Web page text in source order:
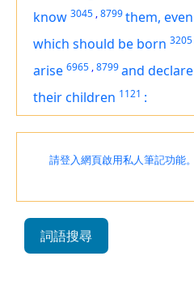
know 3045 ,8799them, even
which should be born 3205
arise 6965 ,8799and declare
their children 1121 :
請登入網頁啟用私人筆記功能。
詞語搜尋